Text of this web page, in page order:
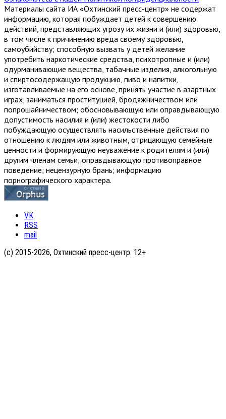
Материалы сайта ИА «Охтинский пресс-центр» не содержат
информацию, которая побуждает детей к совершению
действий, представляющих угрозу их жизни и (или) здоровью,
в том числе к причинению вреда своему здоровью,
самоубийству; способную вызвать у детей желание
употребить наркотические средства, психотропные и (или)
одурманивающие вещества, табачные изделия, алкогольную
и спиртосодержащую продукцию, пиво и напитки,
изготавливаемые на его основе, принять участие в азартных
играх, заниматься проституцией, бродяжничеством или
попрошайничеством; обосновывающую или оправдывающую
допустимость насилия и (или) жестокости либо
побуждающую осуществлять насильственные действия по
отношению к людям или животным, отрицающую семейные
ценности и формирующую неуважение к родителям и (или)
другим членам семьи; оправдывающую противоправное
поведение; нецензурную брань; информацию
порнографического характера.
VK
RSS
mail
(с) 2015-2026, Охтинский пресс-центр. 12+